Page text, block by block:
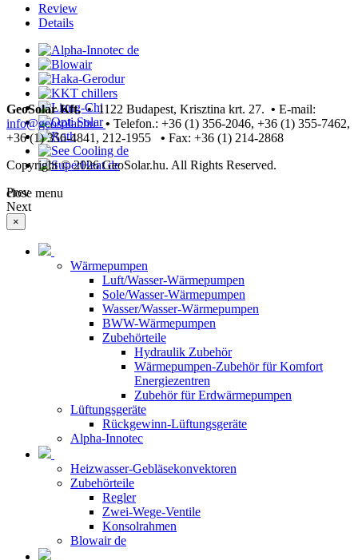
Review
Details
Prev
Next
GeoSolar Kft. •1122 Budapest, Krisztina krt. 27. • E-mail:
info@geosolar.hu• Telefon.: +36 (1) 356-2046, +36 (1) 355-7462,
+36 (1) 356-4841, 212-1955 • Fax: +36 (1) 214-2868
Copyright © 2026 GeoSolar.hu. All Rights Reserved.
close menu
×
Wärmepumpen
Luft/Wasser-Wärmepumpen
Sole/Wasser-Wärmepumpen
Wasser/Wasser-Wärmepumpen
BWW-Wärmepumpen
Zubehörteile
Hydraulik Zubehör
Wärmepumpen-Zubehör für Komfort
Energiezentren
Zubehör für Erdwärmepumpen
Lüftungsgeräte
Rückgewinn-Lüftungsgeräte
Alpha-Innotec
Heizwasser-Gebläsekonvektoren
Zubehörteile
Regler
Zwei-Wege-Ventile
Konsolrahmen
Blowair de